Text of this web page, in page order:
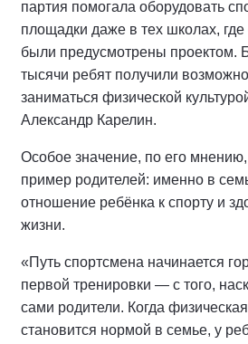
партия помогала оборудовать
площадки даже в тех школах,
были предусмотрены проектом.
тысячи ребят получили
заниматься физической
Александр Карелин.
Особое значение, по его
пример родителей: именно в
отношение ребёнка к спорту и
жизни.
«Путь спортсмена начинается
первой тренировки — с того,
сами родители. Когда физическая
становится нормой в семье, у